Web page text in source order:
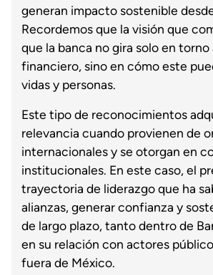
generan impacto sostenible
Recordemos que la visión que
que la banca no gira solo en
financiero, sino en cómo este
vidas y personas.
Este tipo de reconocimientos
relevancia cuando provienen de
internacionales y se otorgan en
institucionales. En este caso, el
trayectoria de liderazgo que ha
alianzas, generar confianza y
de largo plazo, tanto dentro de
en su relación con actores
fuera de México.